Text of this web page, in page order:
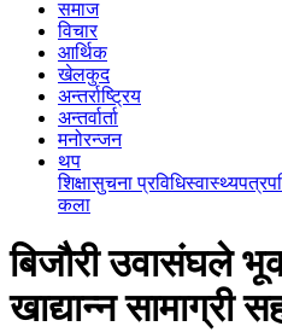
समाज
विचार
आर्थिक
खेलकुद
अन्तर्राष्ट्रिय
अन्तर्वार्ता
मनोरन्जन
थप
शिक्षासुचना प्रविधिस्वास्थ्य
कला
बिजौरी उवासंघले
खाद्यान्न सामाग्री